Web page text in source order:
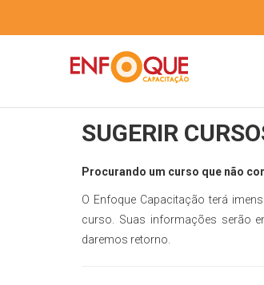
SUGERIR
Procurando um curso que não
O Enfoque Capacitação terá
curso. Suas informações serão
daremos retorno.